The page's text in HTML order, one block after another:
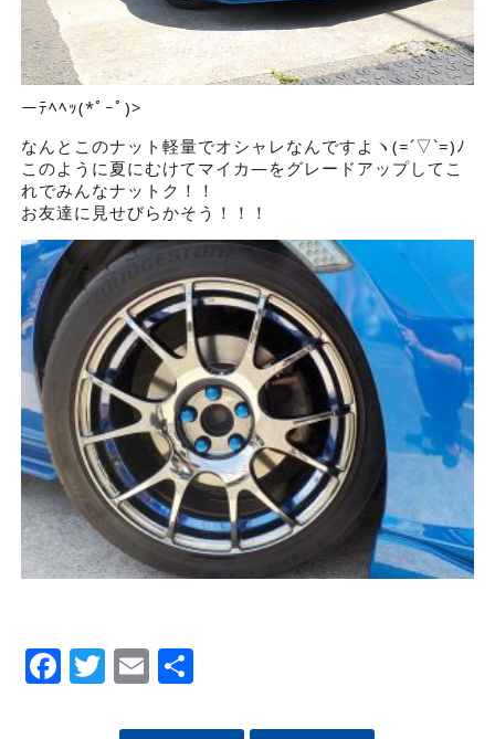
ーﾃﾍﾍｯ(*ﾟｰﾟ)>
なんとこのナット軽量でオシャレなんですよヽ(=´▽`=)ﾉ
このように夏にむけてマイカ―をグレードアップしてこ
れでみんなナットク！！
お友達に見せびらかそう！！！
Facebook
Twitter
EmailShare